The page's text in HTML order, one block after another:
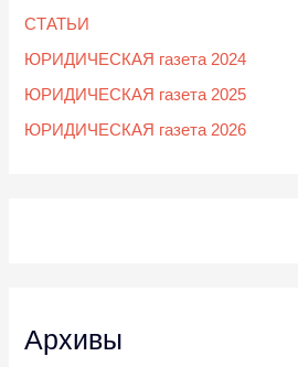
СТАТЬИ
ЮРИДИЧЕСКАЯ газета 2024
ЮРИДИЧЕСКАЯ газета 2025
ЮРИДИЧЕСКАЯ газета 2026
Архивы